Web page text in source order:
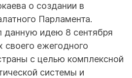
о создании в
Парламента.
данную идею 8 сентября
своего ежегодного
с целью комплексной
системы и